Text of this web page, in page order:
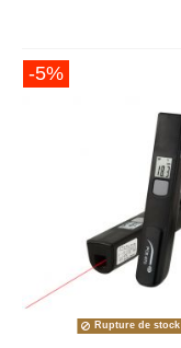
-5%
Rupture de stock